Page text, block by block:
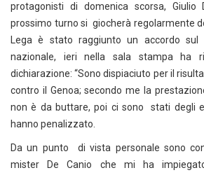
protagonisti di domenica scorsa, Giulio
prossimo turno si giocherà regolarmente
Lega è stato raggiunto un accordo
nazionale, ieri nella sala stampa ha
dichiarazione: “Sono dispiaciuto per il
contro il Genoa; secondo me la
non è da buttare, poi ci sono stati degli
hanno penalizzato.
Da un punto di vista personale sono
mister De Canio che mi ha